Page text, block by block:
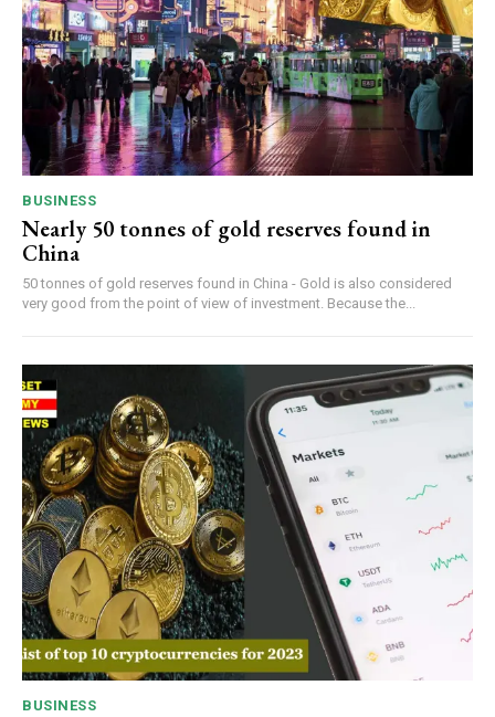
BUSINESS
Nearly 50 tonnes of gold reserves found in
China
50 tonnes of gold reserves found in China - Gold is also considered
very good from the point of view of investment. Because the...
BUSINESS